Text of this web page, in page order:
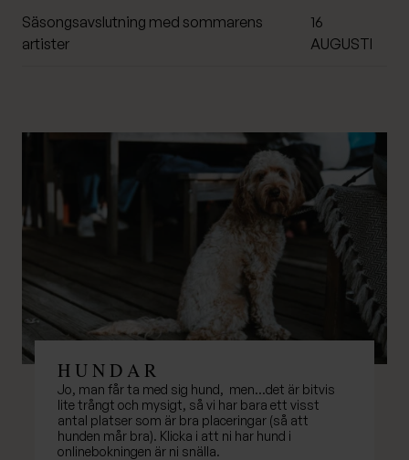
Säsongsavslutning med sommarens
artister
16
AUGUSTI
H U N D A R
Jo, man får ta med sig hund, men…det är bitvis
lite trångt och mysigt, så vi har bara ett visst
antal platser som är bra placeringar (så att
hunden mår bra). Klicka i att ni har hund i
onlinebokningen är ni snälla.